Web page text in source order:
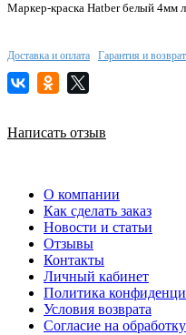
Маркер-краска Hatber белый 4мм
Доставка и оплата Гарантия и возврат
Написать отзыв
О компании
Как сделать заказ
Новости и статьи
Отзывы
Контакты
Личный кабинет
Политика
Условия возврата
Согласие на